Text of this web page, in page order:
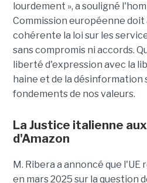
lourdement », a souligné
Commission européenne
cohérente la loi sur les
sans compromis ni accords.
liberté d'expression avec la
haine et de la désinformation
fondements de nos valeurs.
La Justice italienne
d'Amazon
M. Ribera a annoncé que
en mars 2025 sur la question